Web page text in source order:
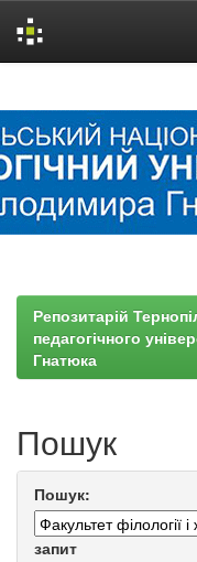
Репозитарій
педагогічного
Гнатюка
Пошук
Пошук:
запит